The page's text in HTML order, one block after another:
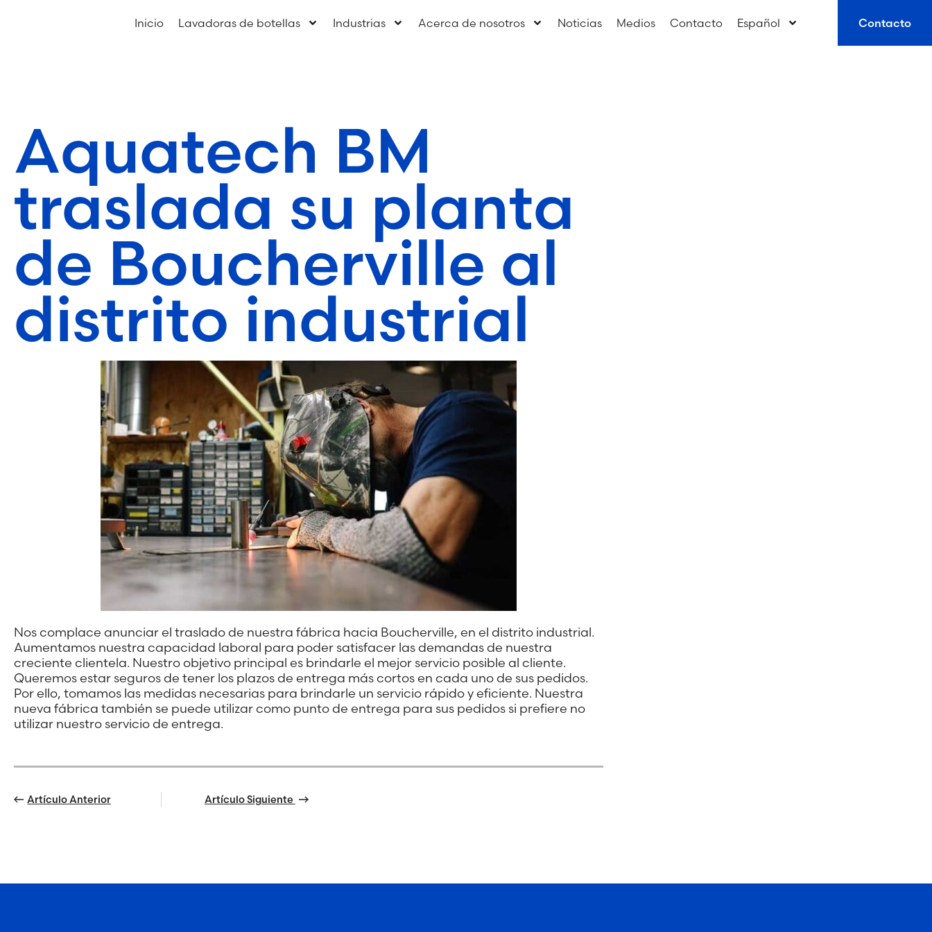
Inicio Lavadoras de botellas Industrias Acerca de nosotros Noticias Medios Contacto Español Contacto
Aquatech BM
traslada su planta
de Boucherville al
distrito industrial
Nos complace anunciar el traslado de nuestra fábrica hacia Boucherville, en el distrito industrial.
Aumentamos nuestra capacidad laboral para poder satisfacer las demandas de nuestra
creciente clientela. Nuestro objetivo principal es brindarle el mejor servicio posible al cliente.
Queremos estar seguros de tener los plazos de entrega más cortos en cada uno de sus pedidos.
Por ello, tomamos las medidas necesarias para brindarle un servicio rápido y eficiente. Nuestra
nueva fábrica también se puede utilizar como punto de entrega para sus pedidos si prefiere no
utilizar nuestro servicio de entrega.
Artículo Anterior Artículo Siguiente